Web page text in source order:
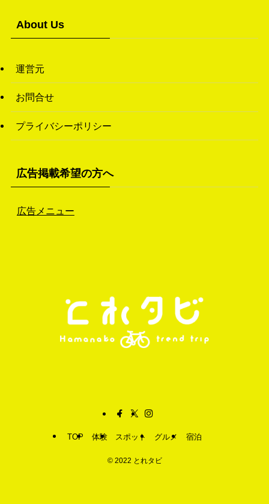
(26)
(46)
(49)
About Us
運営元
お問合せ
プライバシーポリシー
広告掲載希望の方へ
広告メニュー
TOP 体験 スポット グルメ 宿泊
©2022 とれタビ